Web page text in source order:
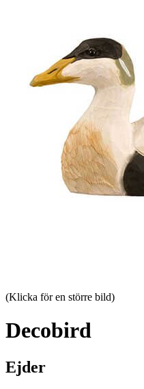
(Klicka för en större bild)
Decobird
Ejder